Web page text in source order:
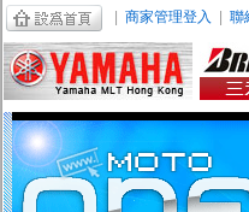
商家管理登入 聯